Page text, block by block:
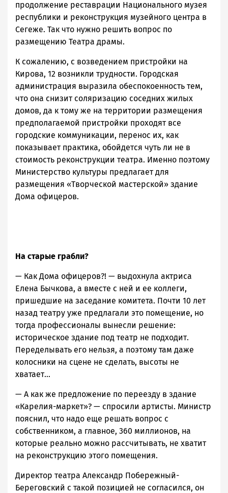
продолжение реставрации Национального музея
республики и реконструкция музейного центра в
Сегеже. Так что нужно решить вопрос по
размещению Театра драмы.
К сожалению, с возведением пристройки на
Кирова, 12 возникли трудности. Городская
администрация выразила обеспокоенность тем,
что она снизит соляризацию соседних жилых
домов, да к тому же на территории размещения
предполагаемой пристройки проходят все
городские коммуникации, перенос их, как
показывает практика, обойдется чуть ли не в
стоимость реконструкции театра. Именно поэтому
Министерство культуры предлагает для
размещения «Творческой мастерской» здание
Дома офицеров.
На старые грабли?
— Как Дома офицеров?! — выдохнула актриса
Елена Бычкова, а вместе с ней и ее коллеги,
пришедшие на заседание комитета. Почти 10 лет
назад театру уже предлагали это помещение, но
тогда профессионалы вынесли решение:
историческое здание под театр не подходит.
Переделывать его нельзя, а поэтому там даже
колосники на сцене не сделать, высоты не
хватает...
— А как же предложение по переезду в здание
«Карелия-маркет»? — спросили артисты. Министр
пояснил, что надо еще решать вопрос с
собственником, а главное, 360 миллионов, на
которые реально можно рассчитывать, не хватит
на реконструкцию этого помещения.
Директор театра Александр Побережный-
Береговский с такой позицией не согласился, он